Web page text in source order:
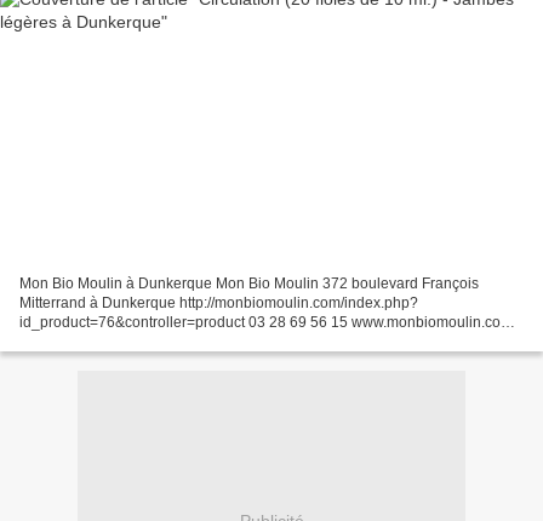
Mon Bio Moulin à Dunkerque Mon Bio Moulin 372 boulevard François
Mitterrand à Dunkerque http://monbiomoulin.com/index.php?
id_product=76&controller=product 03 28 69 56 15 www.monbiomoulin.com